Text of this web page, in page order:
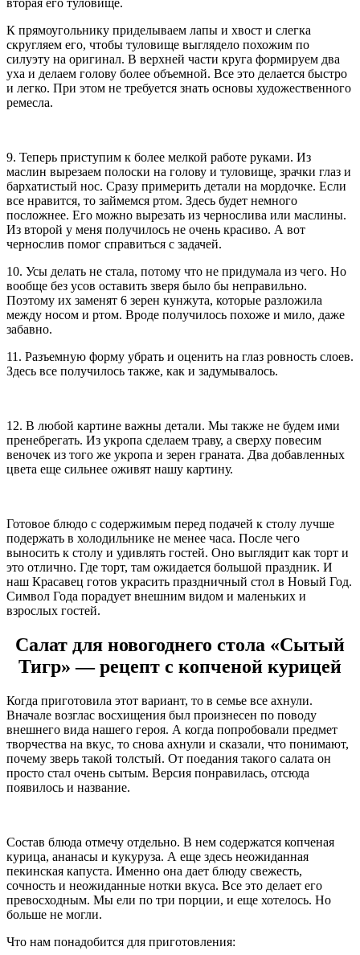
К прямоугольнику приделываем лапы и хвост и слегка
скругляем его, чтобы туловище выглядело похожим по
силуэту на оригинал. В верхней части круга формируем два
уха и делаем голову более объемной. Все это делается быстро
и легко. При этом не требуется знать основы художественного
ремесла.
9. Теперь приступим к более мелкой работе руками. Из
маслин вырезаем полоски на голову и туловище, зрачки глаз и
бархатистый нос. Сразу примерить детали на мордочке. Если
все нравится, то займемся ртом. Здесь будет немного
посложнее. Его можно вырезать из чернослива или маслины.
Из второй у меня получилось не очень красиво. А вот
чернослив помог справиться с задачей.
10. Усы делать не стала, потому что не придумала из чего. Но
вообще без усов оставить зверя было бы неправильно.
Поэтому их заменят 6 зерен кунжута, которые разложила
между носом и ртом. Вроде получилось похоже и мило, даже
забавно.
11. Разъемную форму убрать и оценить на глаз ровность слоев.
Здесь все получилось также, как и задумывалось.
12. В любой картине важны детали. Мы также не будем ими
пренебрегать. Из укропа сделаем траву, а сверху повесим
веночек из того же укропа и зерен граната. Два добавленных
цвета еще сильнее оживят нашу картину.
Готовое блюдо с содержимым перед подачей к столу лучше
подержать в холодильнике не менее часа. После чего
выносить к столу и удивлять гостей. Оно выглядит как торт и
это отлично. Где торт, там ожидается большой праздник. И
наш Красавец готов украсить праздничный стол в Новый Год.
Символ Года порадует внешним видом и маленьких и
взрослых гостей.
Салат для новогоднего стола «Сытый
Тигр» — рецепт с копченой курицей
Когда приготовила этот вариант, то в семье все ахнули.
Вначале возглас восхищения был произнесен по поводу
внешнего вида нашего героя. А когда попробовали предмет
творчества на вкус, то снова ахнули и сказали, что понимают,
почему зверь такой толстый. От поедания такого салата он
просто стал очень сытым. Версия понравилась, отсюда
появилось и название.
Состав блюда отмечу отдельно. В нем содержатся копченая
курица, ананасы и кукуруза. А еще здесь неожиданная
пекинская капуста. Именно она дает блюду свежесть,
сочность и неожиданные нотки вкуса. Все это делает его
превосходным. Мы ели по три порции, и еще хотелось. Но
больше не могли.
Что нам понадобится для приготовления: